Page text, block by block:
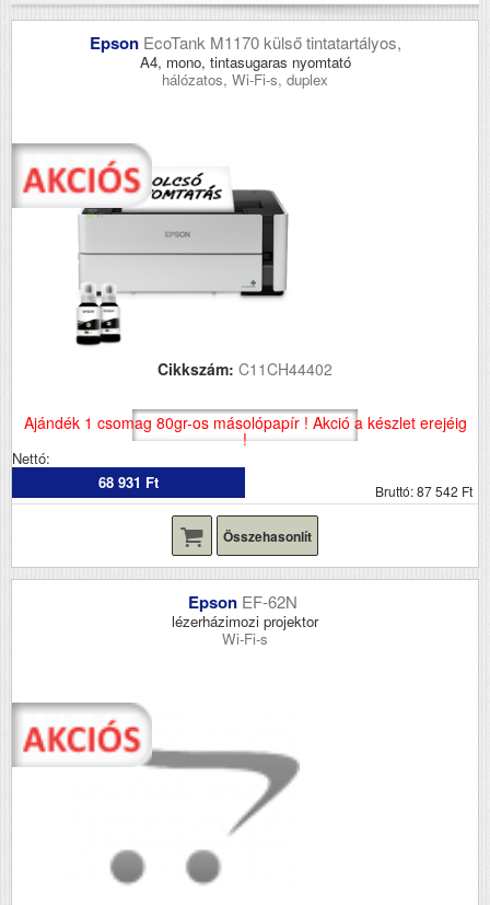
Epson EcoTank M1170 külső tintatartályos,
A4, mono, tintasugaras nyomtató
hálózatos, Wi-Fi-s, duplex
Cikkszám: C11CH44402
Ajándék 1 csomag 80gr-os másolópapír ! Akció a készlet erejéig
!
Nettó:
68 931 Ft
Bruttó: 87 542 Ft
Összehasonlít
Epson EF-62N
lézerházimozi projektor
Wi-Fi-s